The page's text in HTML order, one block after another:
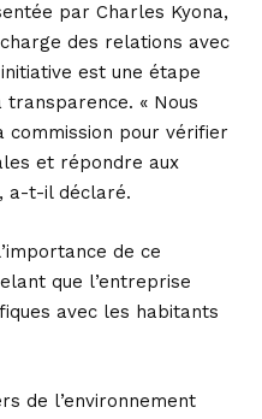
par Charles Kyona,
des relations avec
est une étape
« Nous
commission pour vérifier
et répondre aux
a-t-il déclaré.
de ce
que l’entreprise
avec les habitants
de l’environnement